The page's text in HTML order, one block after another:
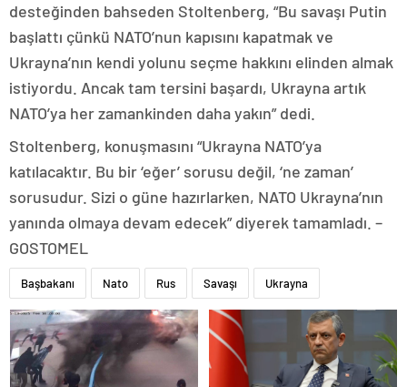
desteğinden bahseden Stoltenberg, “Bu savaşı Putin
başlattı çünkü NATO’nun kapısını kapatmak ve
Ukrayna’nın kendi yolunu seçme hakkını elinden almak
istiyordu. Ancak tam tersini başardı, Ukrayna artık
NATO’ya her zamankinden daha yakın” dedi.
Stoltenberg, konuşmasını “Ukrayna NATO’ya
katılacaktır. Bu bir ‘eğer’ sorusu değil, ‘ne zaman’
sorusudur. Sizi o güne hazırlarken, NATO Ukrayna’nın
yanında olmaya devam edecek” diyerek tamamladı. –
GOSTOMEL
Başbakanı Nato Rus Savaşı Ukrayna